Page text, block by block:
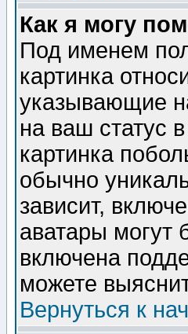
Как я могу
Под именем
картинка
указывающие
на ваш статус
картинка
обычно
зависит,
аватары могут
включена
можете
Вернуться к